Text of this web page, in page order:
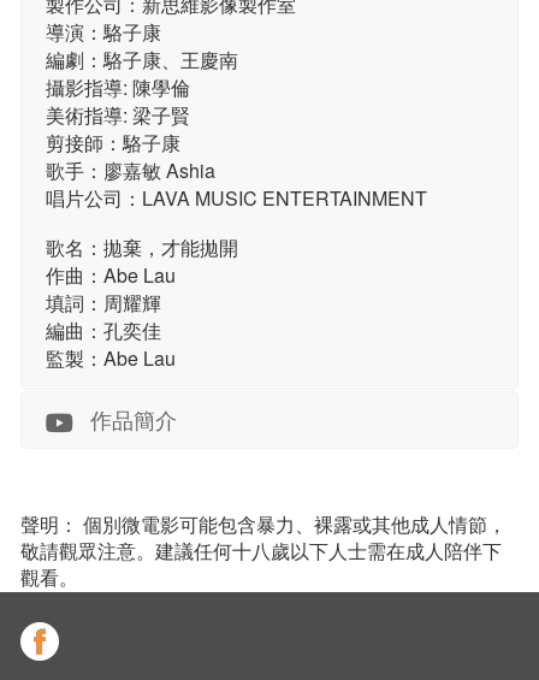
導演：駱子康
編劇：駱子康、王慶南
攝影指導: 陳學倫
美術指導: 梁子賢
剪接師：駱子康
歌手：廖嘉敏 Ashia
唱片公司：LAVA MUSIC ENTERTAINMENT
歌名：拋棄，才能拋開
作曲：Abe Lau
填詞：周耀輝
編曲：孔奕佳
監製：Abe Lau
作品簡介
聲明： 個別微電影可能包含暴力、裸露或其他成人情節，
敬請觀眾注意。建議任何十八歲以下人士需在成人陪伴下
觀看。